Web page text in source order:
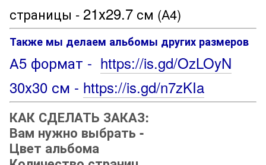
страницы - 21х29.7 см (А4)
Также мы делаем альбомы других размеров
А5 формат - https://is.gd/OzLOyN
30х30 см - https://is.gd/n7zKIa
КАК СДЕЛАТЬ ЗАКАЗ:
Вам нужно выбрать -
Цвет альбома